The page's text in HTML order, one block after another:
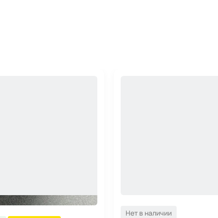
Нет в наличии